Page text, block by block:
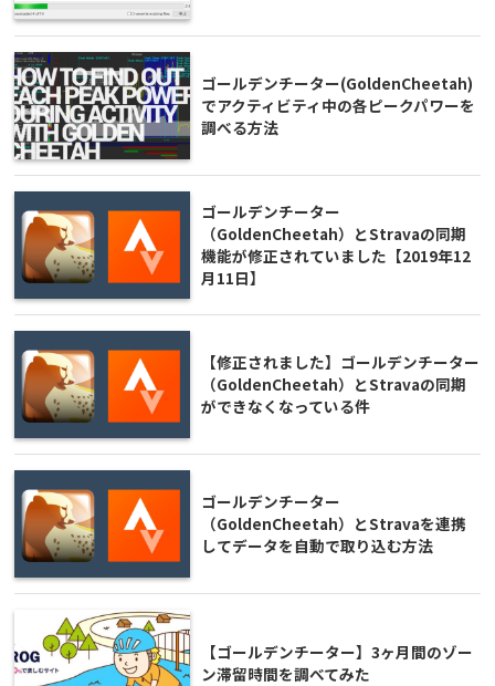
ゴールデンチーター(GoldenCheetah)
でアクティビティ中の各ピークパワーを
調べる方法
ゴールデンチーター
（GoldenCheetah）とStravaの同期
機能が修正されていました【2019年12
月11日】
【修正されました】ゴールデンチーター
（GoldenCheetah）とStravaの同期
ができなくなっている件
ゴールデンチーター
（GoldenCheetah）とStravaを連携
してデータを自動で取り込む方法
【ゴールデンチーター】3ヶ月間のゾー
ン滞留時間を調べてみた